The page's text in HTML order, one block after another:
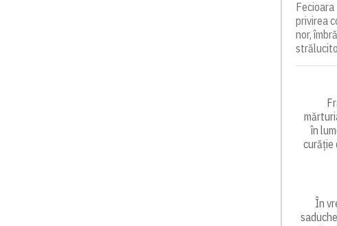
Fecioara
privirea
nor,
în
curăție
În